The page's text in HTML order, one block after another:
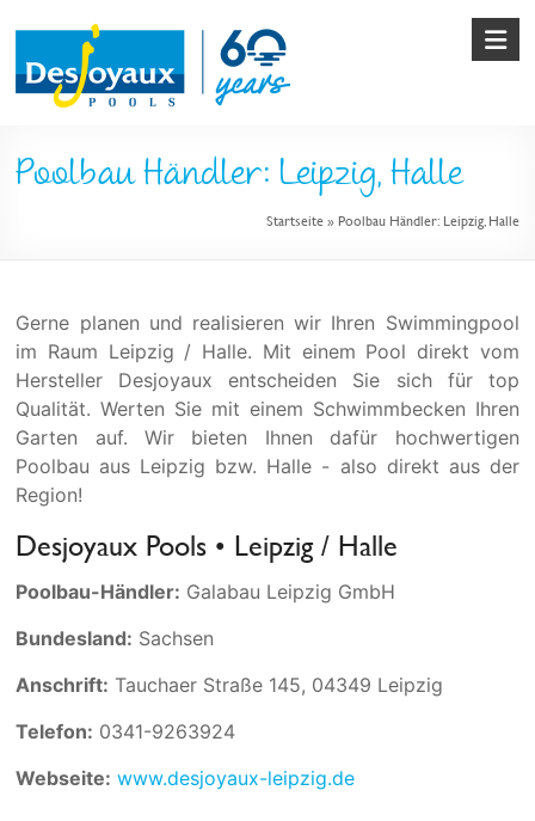
content
&
Desjoyaux
Poolbau Händler: Leipzig, Halle
Startseite»Poolbau Händler: Leipzig, Halle
Gerne planen und realisieren wir Ihren Swimmingpool
im Raum Leipzig / Halle. Mit einem Pool direkt vom
Hersteller Desjoyaux entscheiden Sie sich für top
Qualität. Werten Sie mit einem Schwimmbecken Ihren
Garten auf. Wir bieten Ihnen dafür hochwertigen
Poolbau aus Leipzig bzw. Halle - also direkt aus der
Region!
Desjoyaux Pools • Leipzig / Halle
Poolbau-Händler: Galabau Leipzig GmbH
Bundesland: Sachsen
Anschrift: Tauchaer Straße 145, 04349 Leipzig
Telefon: 0341-9263924
Webseite: www.desjoyaux-leipzig.de